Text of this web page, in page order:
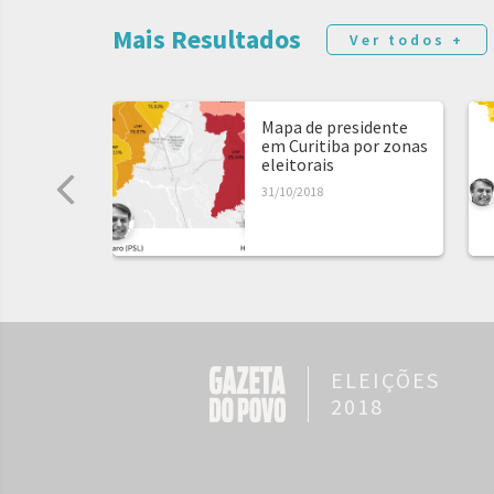
Mais Resultados Ver todos +
Mapa de presidente
em Curitiba por zonas
eleitorais
31/10/2018
ELEIÇÕES
2018